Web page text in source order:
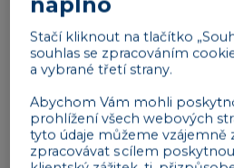
Výstupy z podcastů naleznete
Hlidacipes.orga samotné
službách Spotify,Apple
Podcast či SoundCloud
Podcast MakroMixér
ekonomická témata, ve
zajímavé a chytré hosty.
Stačí kliknout na tlačítko
souhlas se zpracováním
a vybrané třetí strany.
Abychom Vám mohli
prohlížení všech webových
tyto údaje můžeme vzájemně
zpracovávat s cílem